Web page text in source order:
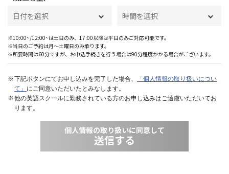
※10:00~/12:00~は土日のみ、17:00以降は平日のみご対応可能です。
※当日のご予約は月〜土曜日のみ承ります。
※所要時間は60分ですが、お申込手続きを行う場合は90分程度かかる場合がございます。
下記ボタンにてお申し込みを完了した場合、
「個人情報の取り扱いについ
て」 にご同意いただいたとみなします。
他の英語スクールに勤務されている方のお申し込みはご遠慮いただいてお
ります。
個人情報の取り扱いに同意して
送信する